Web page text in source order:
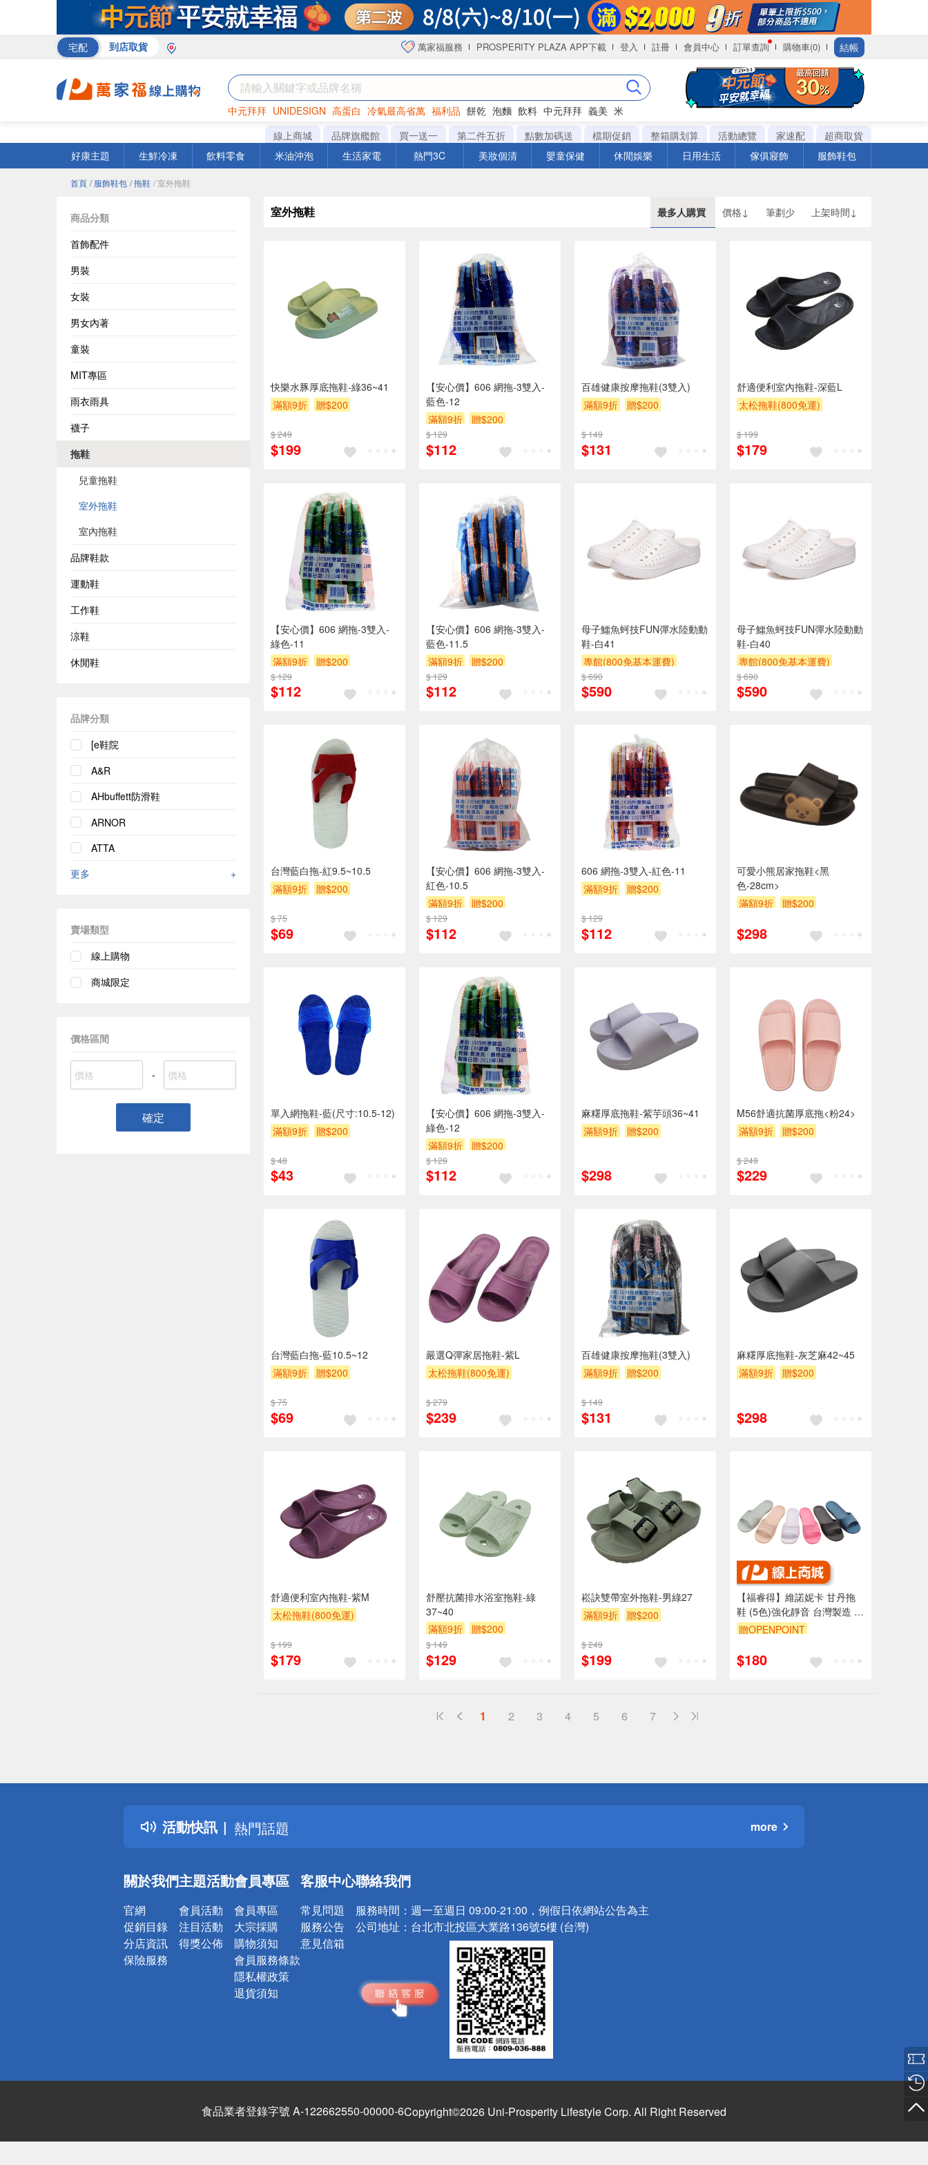
宅配 到店取貨 萬家福服務 PROSPERITY PLAZA APP下載 登入 註冊 會員中心 訂單查詢 購物車(0) 結帳
中元拜拜 UNIDESIGN 高蛋白 冷氣最高省萬 福利品 餅乾 泡麵 飲料 中元拜拜 義美 米
罐頭 咖啡 海苔
線上商城 品牌旗艦館 買一送一 第二件五折 點數加碼送 檔期促銷 整箱購划算 活動總覽 家速配
超商取貨
好康主題
生鮮冷凍 飲料零食 米油沖泡 生活家電 熱門3C 美妝個清 嬰童保健 休閒娛樂 日用生活 傢俱寢飾 服飾鞋包
首頁 / 服飾鞋包 / 拖鞋 / 室外拖鞋
商品分類
首飾配件
男裝
女裝
男女內著
童裝
MIT專區
雨衣雨具
襪子
拖鞋
兒童拖鞋
室外拖鞋
室內拖鞋
品牌鞋款
運動鞋
工作鞋
涼鞋
休閒鞋
品牌分類
[e鞋院
A&R
AHbuffett防滑鞋
ARNOR
ATTA
更多
+
賣場類型
線上購物
商城限定
價格區間
-
確定
室外拖鞋 最多人購買 價格↓ 筆劃少 上架時間↓
快樂水豚厚底拖鞋-綠36~41
滿額9折
贈$200
$ 249
$199
【安心價】606 網拖-3雙入-
藍色-12
滿額9折
贈$200
$ 129
$112
百雄健康按摩拖鞋(3雙入)
滿額9折
贈$200
$ 149
$131
舒適便利室內拖鞋-深藍L
太松拖鞋(800免運)
$ 199
$179
【安心價】606 網拖-3雙入-
綠色-11
滿額9折
贈$200
$ 129
$112
【安心價】606 網拖-3雙入-
藍色-11.5
滿額9折
贈$200
$ 129
$112
母子鱷魚蚵技FUN彈水陸動動
鞋-白41
專館(800免基本運費)
滿額9折
$ 690
$590
母子鱷魚蚵技FUN彈水陸動動
鞋-白40
專館(800免基本運費)
滿額9折
$ 690
$590
台灣藍白拖-紅9.5~10.5
滿額9折
贈$200
$ 75
$69
【安心價】606 網拖-3雙入-
紅色-10.5
滿額9折
贈$200
$ 129
$112
606 網拖-3雙入-紅色-11
滿額9折
贈$200
$ 129
$112
可愛小熊居家拖鞋<黑
色-28cm>
滿額9折
贈$200
$298
單入網拖鞋-藍(尺寸:10.5-12)
滿額9折
贈$200
$ 48
$43
【安心價】606 網拖-3雙入-
綠色-12
滿額9折
贈$200
$ 129
$112
麻糬厚底拖鞋-紫芋頭36~41
滿額9折
贈$200
$298
M56舒適抗菌厚底拖<粉24>
滿額9折
贈$200
$ 249
$229
台灣藍白拖-藍10.5~12
滿額9折
贈$200
$ 75
$69
嚴選Q彈家居拖鞋-紫L
太松拖鞋(800免運)
$ 279
$239
百雄健康按摩拖鞋(3雙入)
滿額9折
贈$200
$ 149
$131
麻糬厚底拖鞋-灰芝麻42~45
滿額9折
贈$200
$298
舒適便利室內拖鞋-紫M
太松拖鞋(800免運)
$ 199
$179
舒壓抗菌排水浴室拖鞋-綠
37~40
滿額9折
贈$200
$ 149
$129
崧訣雙帶室外拖鞋-男綠27
滿額9折
贈$200
$ 249
$199
【福睿得】維諾妮卡 甘丹拖
鞋 (5色)強化靜音 台灣製造 防
水輕量 訪客拖 家居拖鞋 無毒
贈OPENPOINT
$180
1 2 3 4 5 6 7
活動快訊
詐騙網頁！請小心！
得獎公告
熱門話題
銀行優惠
詐騙網頁！請小心！
more
關於我們
官網
促銷目錄
分店資訊
保險服務
主題活動
會員活動
注目活動
得獎公佈
會員專區
會員專區
大宗採購
購物須知
會員服務條款
隱私權政策
退貨須知
客服中心
常見問題
服務公告
意見信箱
聯絡我們
服務時間： 週一至週日 09:00-21:00，例假日依網站公告為主
公司地址： 台北市北投區大業路136號5樓 (台灣)
食品業者登錄字號 A-122662550-00000-6Copyright©2026 Uni-Prosperity Lifestyle Corp. All Right Reserved